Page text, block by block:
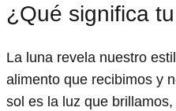
¿Qué significa
La luna revela nuestro
alimento que recibimos y
sol es la luz que